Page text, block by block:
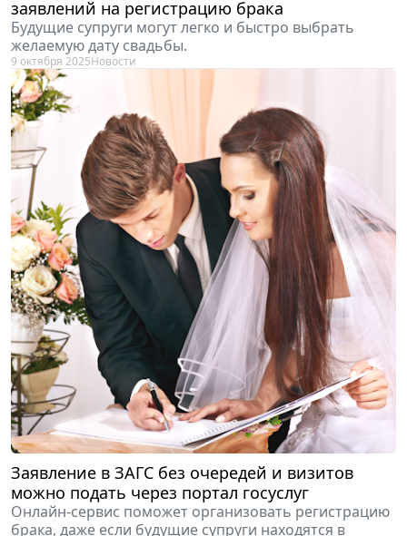
заявлений на регистрацию брака
Будущие супруги могут легко и быстро выбрать
желаемую дату свадьбы.
9 октября 2025Новости
Заявление в ЗАГС без очередей и визитов
можно подать через портал госуслуг
Онлайн-сервис поможет организовать регистрацию
брака, даже если будущие супруги находятся в